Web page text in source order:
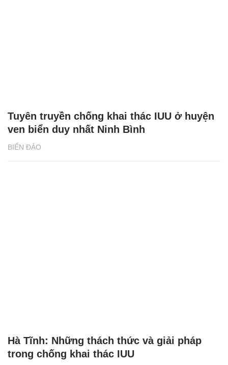
BIỂN ĐẢO
Tuyên truyền chống khai thác IUU ở huyện
ven biển duy nhất Ninh Bình
Hà Tĩnh: Những thách thức và giải pháp
trong chống khai thác IUU